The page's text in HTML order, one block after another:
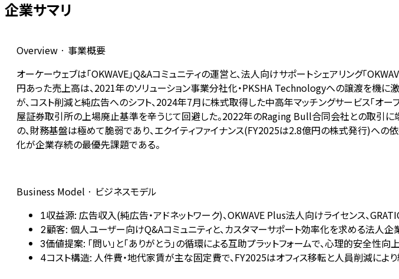
企業サマリ
Overview · 事業概要
オーケーウェブは「OKWAVE」Q&Aコミュニティの運営と、法人向けサポートシェアリング「
円あった売上高は、2021年のソリューション事業分社化・PKSHA Technologyへの譲渡を機
が、コスト削減と純広告へのシフト、2024年7月に株式取得した中高年マッチングサービス「オ
屋証券取引所の上場廃止基準を辛うじて回避した。2022年のRaging Bull合同会社との取引
の、財務基盤は極めて脆弱であり、エクイティファイナンス(FY2025は2.8億円の株式発行)へ
化が企業存続の最優先課題である。
Business Model · ビジネスモデル
1収益源: 広告収入(純広告・アドネットワーク)、OKWAVE Plus法人向けライセンス、
2顧客: 個人ユーザー向けQ&Aコミュニティと、カスタマーサポート効率化を求める法人企
3価値提案: 「問い」と「ありがとう」の循環による互助プラットフォームで、心理的安全性
4コスト構造: 人件費・地代家賃が主な固定費で、FY2025はオフィス移転と人員削減によ